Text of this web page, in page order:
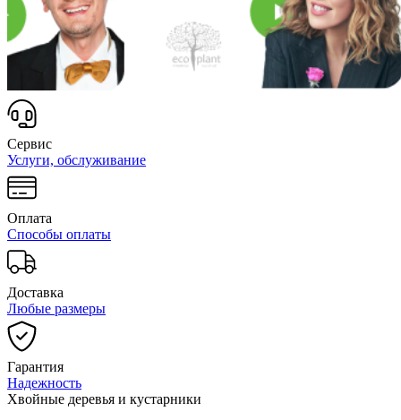
Сервис
Услуги, обслуживание
Оплата
Способы оплаты
Доставка
Любые размеры
Гарантия
Надежность
Хвойные деревья и кустарники